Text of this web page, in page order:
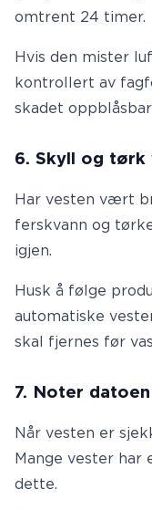
omtrent 24 timer.
Hvis den mister
kontrollert av
skadet
6. Skyll og tørk
Har vesten vært
ferskvann og
igjen.
Husk å følge
automatiske
skal fjernes før
7. Noter
Når vesten er
Mange vester
dette.